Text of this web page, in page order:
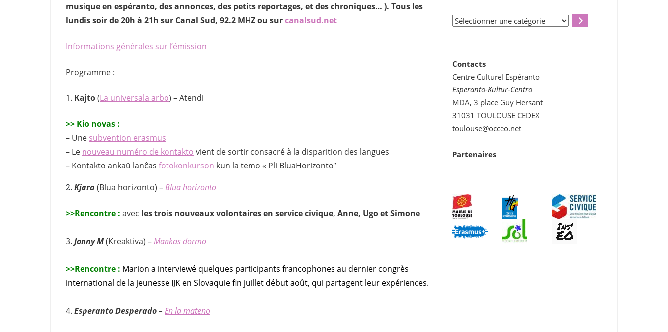
musique en espéranto, des annonces, des petits reportages, et des chroniques… ). Tous les
lundis soir de 20h à 21h sur Canal Sud, 92.2 MHZ ou surcanalsud.net
Informations générales sur l’émission
Programme :
1. Kajto(La universala arbo) – Atendi
>> Kio novas :
– Une subvention erasmus
– Le nouveau numéro de kontakto vient de sortir consacré à la disparition des langues
– Kontakto ankaŭ lanĉas fotokonkurson kun la temo « Pli BluaHorizonto”
2. Kjara(Blua horizonto) –Blua horizonto
>>Rencontre : avec les trois nouveaux volontaires en service civique, Anne, Ugo et Simone
3. Jonny M(Kreaktiva) –Mankas dormo
>>Rencontre : Marion a interviewé quelques participants francophones au dernier congrès
international de la jeunesse IJK en Slovaquie fin juillet début août, qui partagent leur expériences.
4. Esperanto Desperado– En la mateno
Sélectionner
Contacts
Centre Culturel Espéranto
Esperanto-Kultur-Centro
MDA, 3 place Guy Hersant
31031 TOULOUSE CEDEX
toulouse@occeo.net
Partenaires